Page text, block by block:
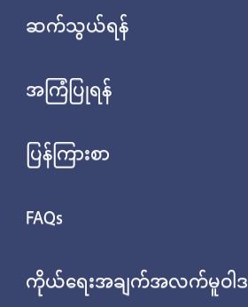
ဆက်သွယ်ရန်
အကြံပြုရန်
ပြန်ကြားစာ
FAQs
ကိုယ်ရေးအချက်အလက်မူဝါဒ